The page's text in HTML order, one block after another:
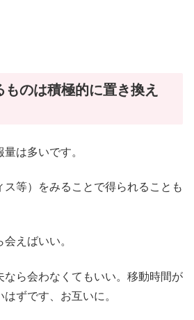
のは積極的に置き換え
は多いです。
等）をみることで得られることも
えばいい。
なら会わなくてもいい。移動時間が
ずです、お互いに。